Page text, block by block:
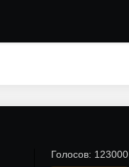
Голосов: 123000